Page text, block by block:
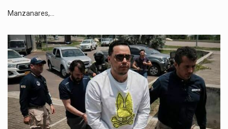
Manzanares,…